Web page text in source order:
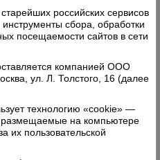
российских сервисов
сбора, обработки
посещаемости сайтов в сети
компанией ООО
ул. Л. Толстого, 16 (далее
технологию «cookie» —
на компьютере
их пользовательской